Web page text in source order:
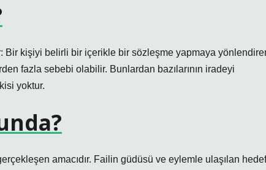
Bir kişiyi belirli bir içerikle bir sözleşme yapmaya
fazla sebebi olabilir. Bunlardan bazılarının iradeyi
yoktur.
amacıdır. Failin güdüsü ve eylemle ulaşılan hedef